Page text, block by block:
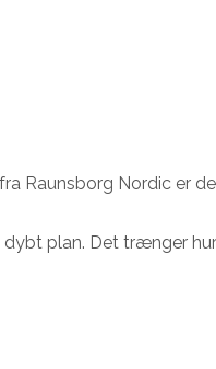
Raunsborg Nordic er
plan. Det trænger